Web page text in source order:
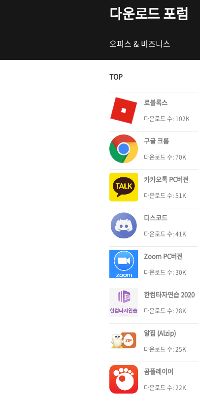
다운로드 포럼
오피스 & 비즈니스
TOP
로블록스
다운로드 수: 102K
구글 크롬
다운로드 수: 70K
카카오톡 PC버전
다운로드 수: 51K
디스코드
다운로드 수: 41K
Zoom PC버전
다운로드 수: 30K
한컴타자연습 2020
다운로드 수: 28K
알집 (Alzip)
다운로드 수: 25K
곰플레이어
다운로드 수: 22K